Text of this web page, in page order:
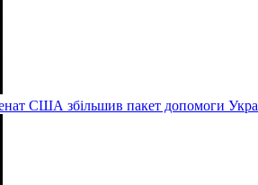
США збільшив пакет допомоги